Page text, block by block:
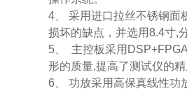
4、 采用进口拉丝不锈钢面
损坏的缺点，并选用8.4寸,
5、 主控板采用
形的质量,提高了测试仪的
6、 功放采用高保真线性功